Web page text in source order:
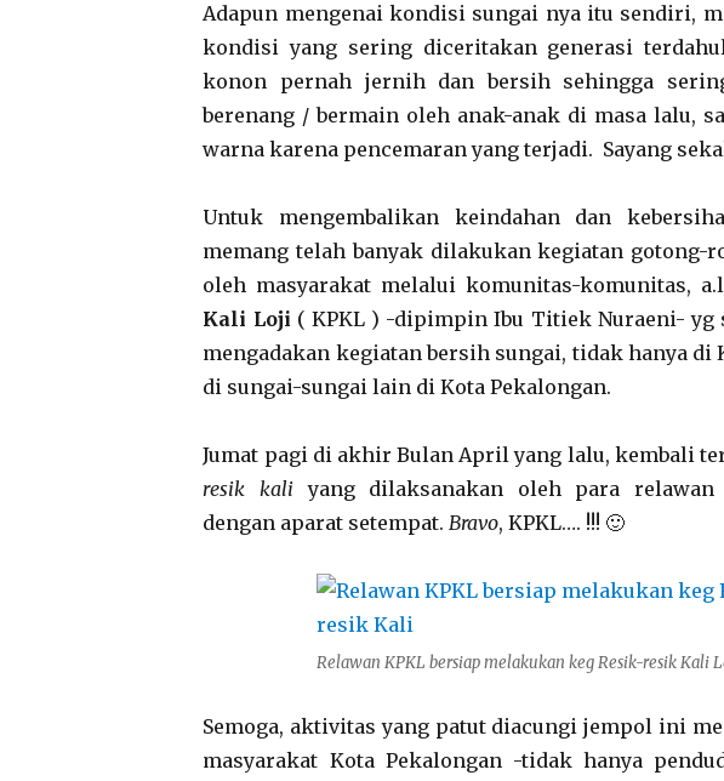
Adapun mengenai kondisi sungai nya itu sendiri,
kondisi yang sering diceritakan generasi
konon pernah jernih dan bersih sehingga
berenang / bermain oleh anak-anak di masa lalu,
warna karena pencemaran yang terjadi. Sayang
Untuk mengembalikan keindahan dan
memang telah banyak dilakukan kegiatan gotong-
oleh masyarakat melalui komunitas-komunitas, a.l
Kali Loji ( KPKL ) -dipimpin Ibu Titiek Nuraeni- yg
mengadakan kegiatan bersih sungai, tidak hanya di
di sungai-sungai lain di Kota Pekalongan.
Jumat pagi di akhir Bulan April yang lalu, kembali
resik kaliyang dilaksanakan oleh para relawan
dengan aparat setempat.Bravo, KPKL…. !!! 🙂
Relawan KPKL bersiap melakukan keg Resik-resik Kali
Semoga, aktivitas yang patut diacungi jempol ini
masyarakat Kota Pekalongan -tidak hanya